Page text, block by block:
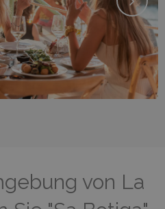
von La